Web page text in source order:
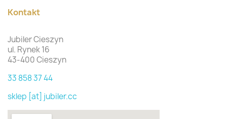
Kontakt
Jubiler Cieszyn
ul. Rynek 16
43-400 Cieszyn
33 858 37 44
sklep [at] jubiler.cc